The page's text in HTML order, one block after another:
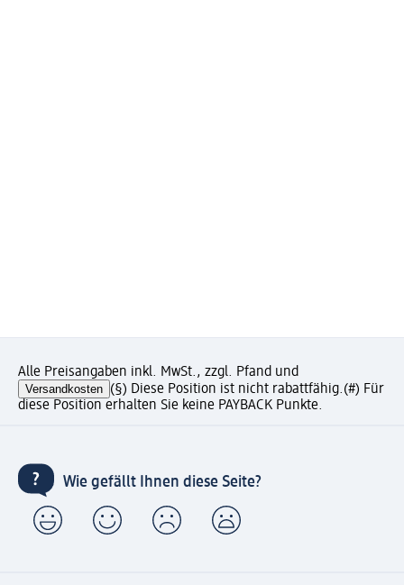
Alle Preisangaben inkl. MwSt., zzgl. Pfand und
Versandkosten (§) Diese Position ist nicht rabattfähig.(#) Für
diese Position erhalten Sie keine PAYBACK Punkte.
Wie gefällt Ihnen diese Seite?